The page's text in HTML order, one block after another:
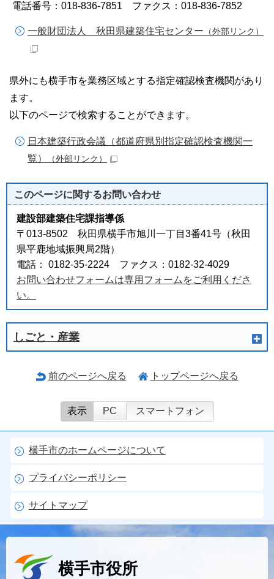
電話番号：018-836-7851 ファクス：018-836-7852
一般財団法人 秋田県建築住宅センター （外部リンク）
県外にも横手市を業務区域とする指定確認検査機関があり
ます。
以下のページで検索することができます。
日本建築行政会議（都道府県別指定確認検査機関一
覧）
（外部リンク）
このページに関するお問い合わせ
建設部建築住宅課指導係
〒013-8502 秋田県横手市旭川一丁目3番41号（秋田
県平鹿地域振興局2階）
電話： 0182-35-2224 ファクス：0182-32-4029
お問い合わせフォームは専用フォームをご利用くださ
い。
しごと・産業
前のページへ戻る トップページへ戻る
表示 PC スマートフォン
横手市のホームページについて
プライバシーポリシー
サイトマップ
横手市役所